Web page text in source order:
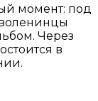
момент: под
Через
в